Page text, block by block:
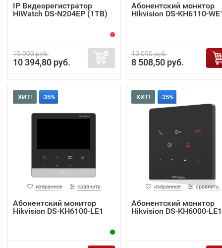
IP Видеорегистратор
HiWatch DS-N204EP (1TB)
19 990 руб.
10 394,80 руб.
Абонентский монитор
Hikvision DS-KH6110-
13 090 руб.
8 508,50 руб.
ХИТ! -35%
избранное сравнить
Абонентский монитор
Hikvision DS-KH6100-LE1
ХИТ! -35%
избранное сравнить
Абонентский монитор
Hikvision DS-KH6000-LE1